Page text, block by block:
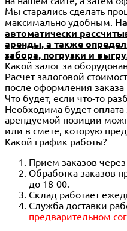
Мы старались сделать
максимально удобным.
автоматически
аренды, а также
забора, погрузки и
Какой залог за
Расчет залоговой
после оформления
Что будет, если что-то
Необходима будет оплата
арендуемой позиции
или в смете, которую
Какой график работы?
Прием заказов через
Обработка заказов
до 18-00.
Склад работает
Служба доставки
предварительном